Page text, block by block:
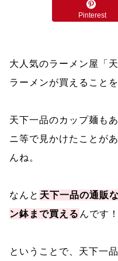
Pinterest
大人気のラーメン屋「
ラーメンが買えること
天下一品のカップ麺も
ニ等で見かけたことが
んね。
なんと 天下一品の通販
ン鉢まで買える んです！
ということで、天下一